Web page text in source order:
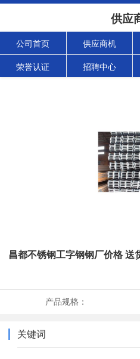
供应
公司首页 供应商机
荣誉认证 招聘中心
昌都不锈钢工字钢钢厂价格 送
产品规格：
关键词